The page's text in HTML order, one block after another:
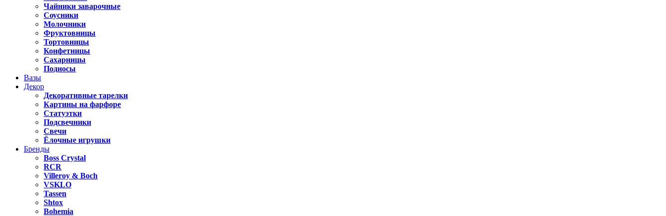
Чайники заварочные
Соусники
Молочники
Фруктовницы
Тортовницы
Конфетницы
Сахарницы
Подносы
Вазы
Декор
Декоративные тарелки
Картины на фарфоре
Статуэтки
Подсвечники
Свечи
Ёлочные игрушки
Бренды
Boss Crystal
RCR
Villeroy & Boch
VSKLO
Tassen
Shtox
Bohemia